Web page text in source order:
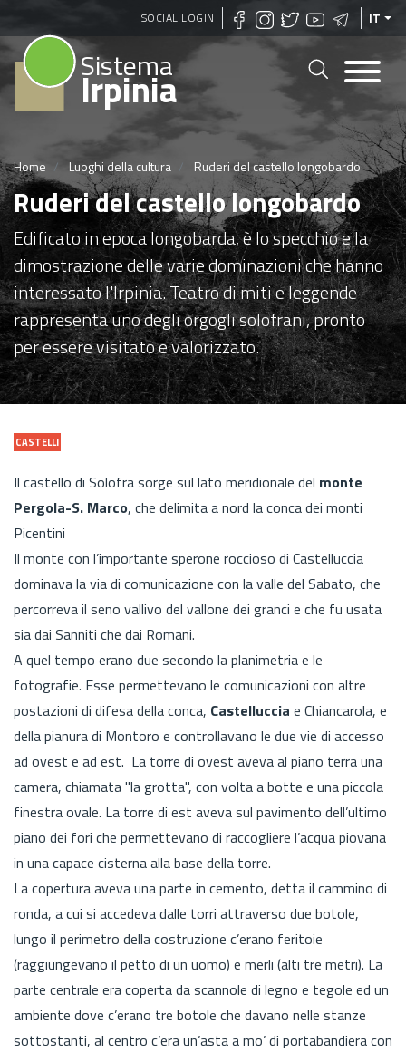
Salta
principale
SOCIAL LOGIN IT
Sistema
Irpinia
Home Luoghi della cultura Ruderi del castello longobardo
Ruderi del castello longobardo
Edificato in epoca longobarda, è lo specchio e la
dimostrazione delle varie dominazioni che hanno
interessato l'Irpinia. Teatro di miti e leggende
rappresenta uno degli orgogli solofrani, pronto
per essere visitato e valorizzato.
CASTELLI
Il castello di Solofra sorge sul lato meridionale del monte
Pergola-S. Marco, che delimita a nord la conca dei monti
Picentini
Il monte con l’importante sperone roccioso di Castelluccia
dominava la via di comunicazione con la valle del Sabato, che
percorreva il seno vallivo del vallone dei granci e che fu usata
sia dai Sanniti che dai Romani.
A quel tempo erano due secondo la planimetria e le
fotografie. Esse permettevano le comunicazioni con altre
postazioni di difesa della conca, Castelluccia e Chiancarola, e
della pianura di Montoro e controllavano le due vie di accesso
ad ovest e ad est. La torre di ovest aveva al piano terra una
camera, chiamata "la grotta", con volta a botte e una piccola
finestra ovale. La torre di est aveva sul pavimento dell’ultimo
piano dei fori che permettevano di raccogliere l’acqua piovana
in una capace cisterna alla base della torre.
La copertura aveva una parte in cemento, detta il cammino di
ronda, a cui si accedeva dalle torri attraverso due botole,
lungo il perimetro della costruzione c’erano feritoie
(raggiungevano il petto di un uomo) e merli (alti tre metri). La
parte centrale era coperta da scannole di legno e tegole ed un
ambiente dove c’erano tre botole che davano nelle stanze
sottostanti, al centro c’era un’asta a mo’ di portabandiera con